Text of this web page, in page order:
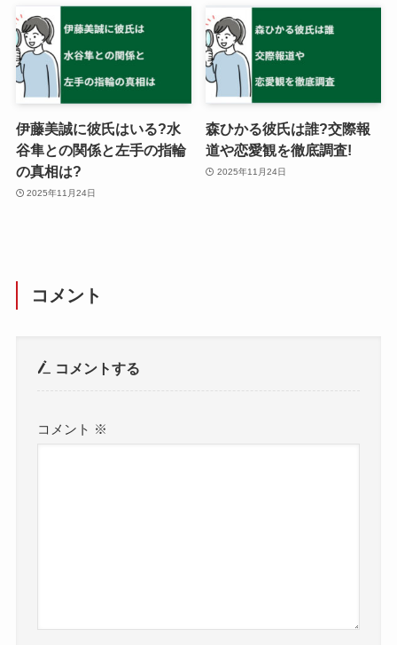
伊藤美誠に彼氏はいる?水
谷隼との関係と左手の指輪
の真相は?
2025年11月24日
森ひかる彼氏は誰?交際報
道や恋愛観を徹底調査!
2025年11月24日
コメント
コメントする
コメント ※